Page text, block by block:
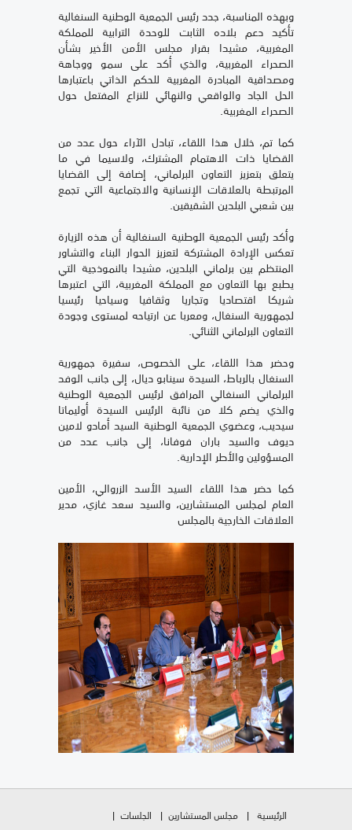
وبهذه المناسبة، جدد رئيس الجمعية الوطنية السنغالية
تأكيد دعم بلاده الثابت للوحدة الترابية للمملكة
المغربية، مشيدا بقرار مجلس الأمن الأخير بشأن
الصحراء المغربية، والذي أكد على سمو ووجاهة
ومصداقية المبادرة المغربية للحكم الذاتي باعتبارها
الحل الجاد والواقعي والنهائي للنزاع المفتعل حول
الصحراء المغربية.
كما تم، خلال هذا اللقاء، تبادل الآراء حول عدد من
القضايا ذات الاهتمام المشترك، ولاسيما في ما
يتعلق بتعزيز التعاون البرلماني، إضافة إلى القضايا
المرتبطة بالعلاقات الإنسانية والاجتماعية التي تجمع
بين شعبي البلدين الشقيقين.
وأكد رئيس الجمعية الوطنية السنغالية أن هذه الزيارة
تعكس الإرادة المشتركة لتعزيز الحوار البناء والتشاور
المنتظم بين برلماني البلدين، مشيدا بالنموذجية التي
يطبع بها التعاون مع المملكة المغربية، التي اعتبرها
شريكا اقتصاديا وتجاريا وثقافيا وسياحيا رئيسيا
لجمهورية السنغال، ومعربا عن ارتياحه لمستوى وجودة
التعاون البرلماني الثنائي.
وحضر هذا اللقاء، على الخصوص، سفيرة جمهورية
السنغال بالرباط، السيدة سينابو ديال، إلى جانب الوفد
البرلماني السنغالي المرافق لرئيس الجمعية الوطنية
والذي يضم كلا من نائبة الرئيس السيدة أوليماتا
سيديب، وعضوي الجمعية الوطنية السيد أمادو لامين
ديوف والسيد باران فوفانا، إلى جانب عدد من
المسؤولين والأطر الإدارية.
كما حضر هذا اللقاء السيد الأسد الزروالي، الأمين
العام لمجلس المستشارين، والسيد سعد غازي، مدير
العلاقات الخارجية بالمجلس
الرئيسية مجلس المستشارين
الجلسات